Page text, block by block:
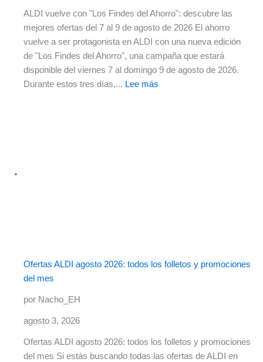
ALDI vuelve con "Los Findes del Ahorro": descubre las
mejores ofertas del 7 al 9 de agosto de 2026 El ahorro
vuelve a ser protagonista en ALDI con una nueva edición
de "Los Findes del Ahorro", una campaña que estará
disponible del viernes 7 al domingo 9 de agosto de 2026.
Durante estos tres días,... Lee más
Ofertas ALDI agosto 2026: todos los folletos y promociones
del mes
por Nacho_EH
agosto 3, 2026
Ofertas ALDI agosto 2026: todos los folletos y promociones
del mes Si estás buscando todas las ofertas de ALDI en